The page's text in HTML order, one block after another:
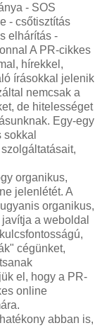
- SOS
- csőtisztítás
elhárítás -
A PR-cikkes
hírekkel,
írásokkal jelenik
nemcsak a
de hitelességet
Egy-egy
organikus,
jelenlétét. A
organikus,
a weboldal
cégünket,
el, hogy a PR-
online
abban is,